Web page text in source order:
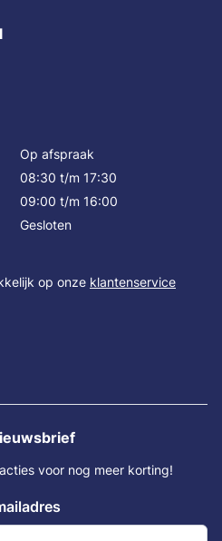
Op afspraak
08:30 t/m 17:30
09:00 t/m 16:00
Gesloten
op onze klantenservice
voor nog meer korting!